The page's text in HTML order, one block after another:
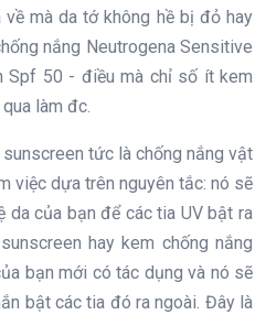
mà da tớ không hề bị đỏ hay
nắng Neutrogena Sensitive
Spf 50 - điều mà chỉ số ít kem
làm đc.
tức là chống nắng vật
việc dựa trên nguyên tắc: nó sẽ
da của bạn để các tia UV bật ra
hay kem chống nắng
bạn mới có tác dụng và nó sẽ
bật các tia đó ra ngoài. Đây là